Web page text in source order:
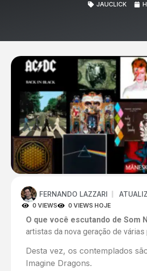
JAUCLICK
FERNANDO LAZZARI
0 VIEWS 0 VIEWS HOJE
O que você escutando de Som
artistas da nova geração de várias
Desta vez, os contemplados
Imagine Dragons.